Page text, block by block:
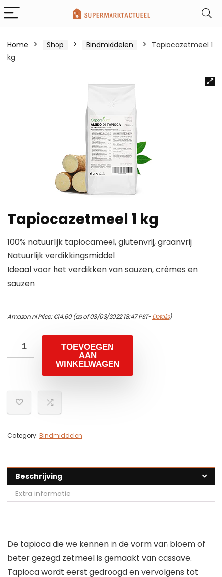
Home Shop Bindmiddelen
Tapiocazetmeel 1
kg
Tapiocazetmeel 1 kg
100% natuurlijk tapiocameel, glutenvrij, graanvrij
Natuurlijk verdikkingsmiddel
Ideaal voor het verdikken van sauzen, crèmes en
sauzen
Amazon.nl Price:€14.60(as of 03/03/2022 18:47 PST-Details)
TOEVOEGEN
AAN
WINKELWAGEN
Category: Bindmiddelen
Beschrijving
Extra informatie
De tapioca die we kennen in de vorm van bloem of
beter gezegd zetmeel is gemaakt van cassave.
Tapioca wordt eerst gedroogd en vervolgens tot